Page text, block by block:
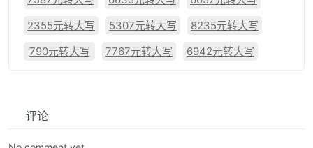
2355元转大写
5307元转大写
8235元转大写
790元转大写
7767元转大写 6942元转大写
评论